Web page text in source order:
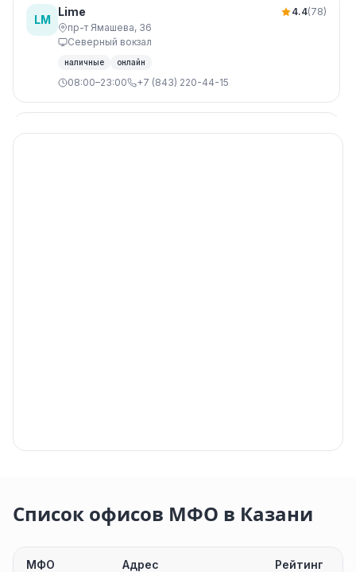
LM
Lime 4.4(78)
пр-т Ямашева, 36
Северный вокзал
наличные онлайн
08:00–23:00 +7 (843) 220-44-15
Турбозайм 4.3(98)
Список офисов МФО в Казани
МФО Адрес Рейтинг